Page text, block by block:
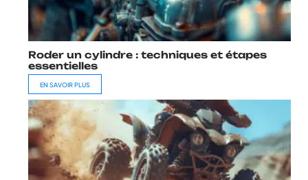
Roder un cylindre : techniques et étapes
essentielles
EN SAVOIR PLUS